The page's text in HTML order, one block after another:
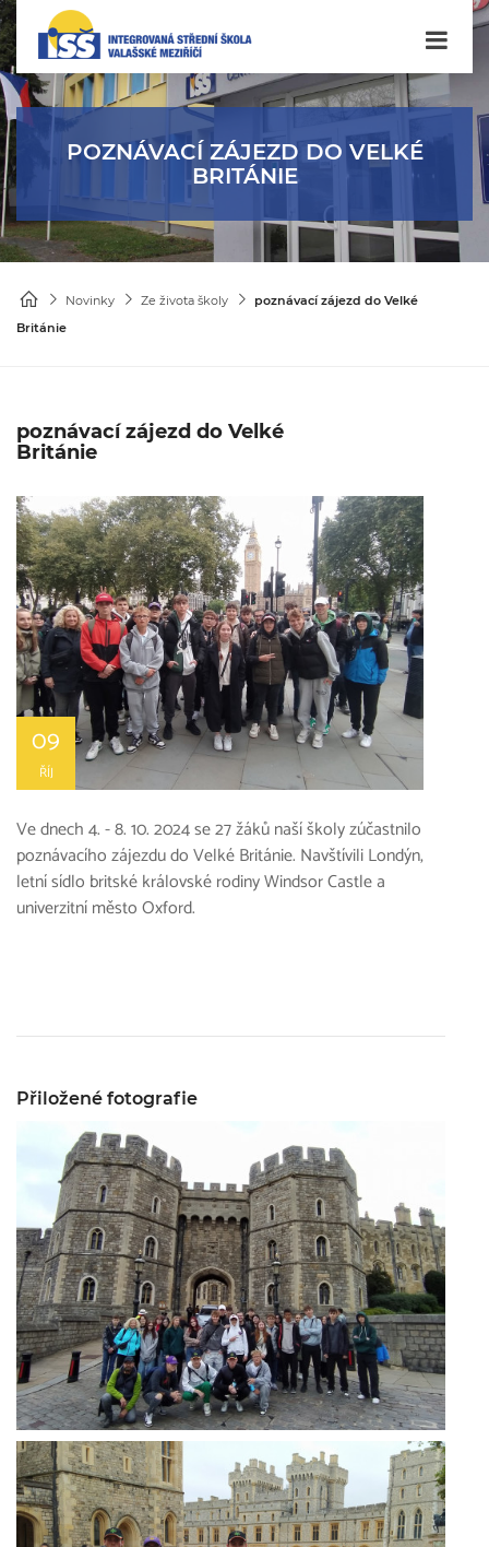
POZNÁVACÍ ZÁJEZD DO VELKÉ
BRITÁNIE
Novinky Ze života školy
poznávací zájezd do Velké
Británie
poznávací zájezd do Velké
Británie
09
ŘÍJ
Ve dnech 4. - 8. 10. 2024 se 27 žáků naší školy zúčastnilo
poznávacího zájezdu do Velké Británie. Navštívili Londýn,
letní sídlo britské královské rodiny Windsor Castle a
univerzitní město Oxford.
Přiložené fotografie